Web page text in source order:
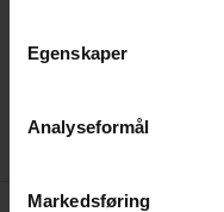
Egenskaper
Analyseformål
Markedsføring